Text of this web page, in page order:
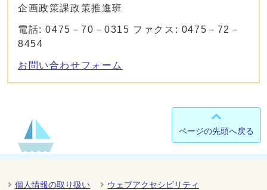
企画政策課政策推進班
電話: 0475－70－0315 ファクス: 0475－72－
8454
お問い合わせフォーム
ページの先頭へ戻る
個人情報の取り扱い ウェブアクセシビリティ